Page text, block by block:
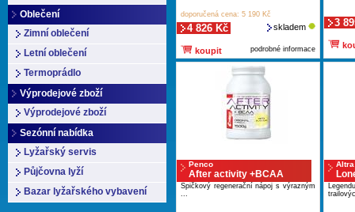
Oblečení
Zimní oblečení
Letní oblečení
Termoprádlo
Výprodejové zboží
Výprodejové zboží
Sezónní nabídka
Lyžařský servis
Půjčovna lyží
Bazar lyžařského vybavení
doporučená cena: 5 190 Kč
4 826 Kč skladem
koupit podrobné informace
3
Penco
After activity +BCAA
Špičkový regenerační nápoj s výrazným
Altra